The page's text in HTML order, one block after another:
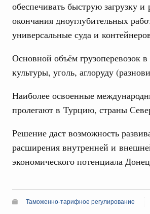
обеспечивать быструю загрузку
окончания дноуглубительных
универсальные суда и
Основной объём грузоперевозок
культуры, уголь, аглоруду
Наиболее освоенные
пролегают в Турцию, страны
Решение даст возможность
расширения внутренней и
экономического потенциала
Таможенно-тарифное регулирование
дал поручения по
сессии о
технологическим
5 августа, среда
,Минэкономразвития России,5
труда и поддержки занятости
дал поручения по
сессии, посвящённой
труда
увеличило объём